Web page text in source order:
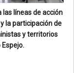
las líneas de acción
la participación de
y territorios
Espejo.